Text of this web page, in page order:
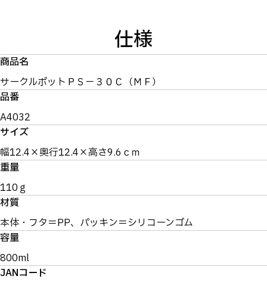
仕様
商品名
サークルポットＰＳ－３０Ｃ（ＭＦ）
品番
A4032
サイズ
幅12.4×奥行12.4×高さ9.6ｃｍ
重量
110ｇ
材質
本体・フタ＝PP、パッキン＝シリコーンゴム
容量
800ml
JANコード